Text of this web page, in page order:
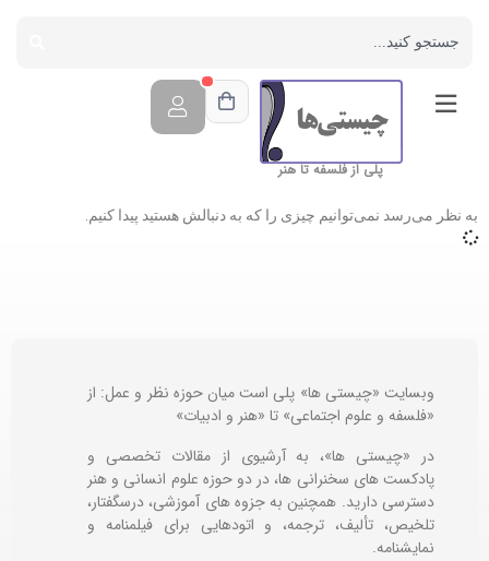
پلی از فلسفه تا هنر
به نظر می‌رسد نمی‌توانیم چیزی را که به دنبالش هستید پیدا کنیم.
وبسایت «چیستی ها» پلی است میان حوزه نظر و عمل: از
«فلسفه و علوم اجتماعی» تا «هنر و ادبیات»
در «چیستی ها»، به آرشیوی از مقالات تخصصی و
پادکست های سخنرانی ها، در دو حوزه علوم انسانی و هنر
دسترسی دارید. همچنین به جزوه های آموزشی، درسگفتار،
تلخیص، تألیف، ترجمه، و اتودهایی برایفیلمنامه و
نمایشنامه.